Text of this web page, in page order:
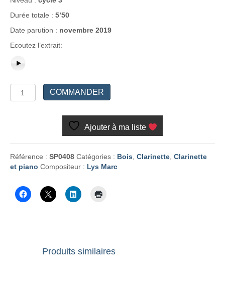
Durée totale : 5’50
Date parution : novembre 2019
Ecoutez l’extrait:
quantité
de
COMMANDER
Ajouter à ma liste
Référence : SP0408 Catégories : Bois, Clarinette, Clarinette
et piano Compositeur : Lys Marc
Produits similaires